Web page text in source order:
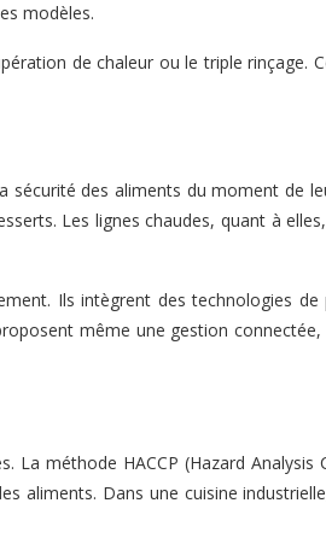
modèles.
de chaleur ou le triple
des aliments du moment de
Les lignes chaudes, quant à
Ils intègrent des technologies
même une gestion
La méthode HACCP (Hazard
aliments. Dans une cuisine